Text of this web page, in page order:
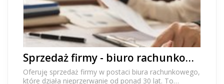
Sprzedaż firmy - biuro rachunkowe na sprzedaż z 30-letnią historią i własnym lokalem
Oferuję sprzedaż firmy w postaci biura rachunkowego,
które działa nieprzerwanie od ponad 30 lat. To